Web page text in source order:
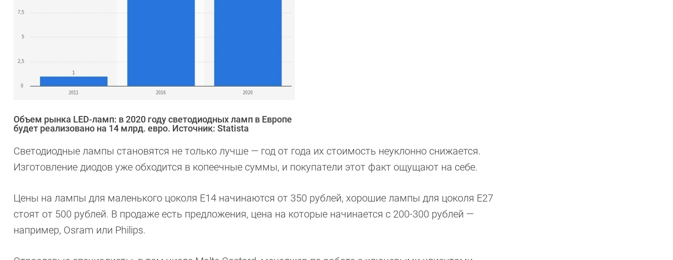
Объем рынка LED-ламп: в 2020 году светодиодных ламп в Европе
будет реализовано на 14 млрд. евро. Источник: Statista
Светодиодные лампы становятся не только лучше — год от года их стоимость неуклонно снижается.
Изготовление диодов уже обходится в копеечные суммы, и покупатели этот факт ощущают на себе.
Цены на лампы для маленького цоколя Е14 начинаются от 350 рублей, хорошие лампы для цоколя Е27
стоят от 500 рублей. В продаже есть предложения, цена на которые начинается с 200-300 рублей —
например, Osram или Philips.